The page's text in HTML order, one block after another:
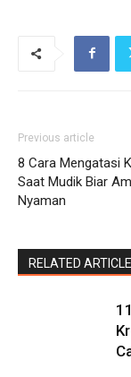
Previous article
8 Cara Mengatasi
Saat Mudik Biar
Nyaman
RELATED